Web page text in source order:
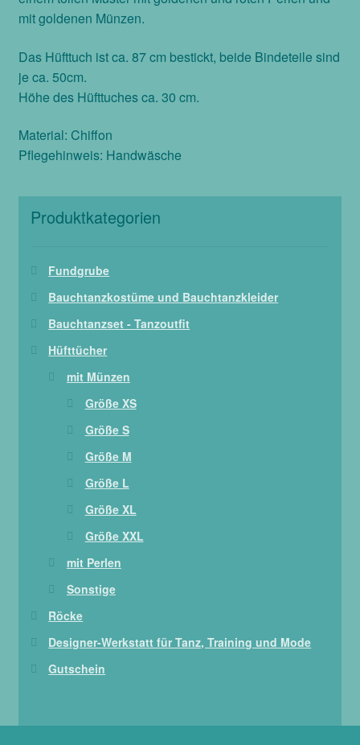
mit goldenen Münzen.
Das Hüfttuch ist ca. 87 cm bestickt, beide Bindeteile sind
je ca. 50cm.
Höhe des Hüfttuches ca. 30 cm.
Material: Chiffon
Pflegehinweis: Handwäsche
Produktkategorien
Fundgrube
Bauchtanzkostüme und Bauchtanzkleider
Bauchtanzset - Tanzoutfit
Hüfttücher
mit Münzen
Größe XS
Größe S
Größe M
Größe L
Größe XL
Größe XXL
mit Perlen
Sonstige
Röcke
Designer-Werkstatt für Tanz, Training und Mode
Gutschein